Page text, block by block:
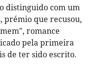
distinguido com um
prémio que recusou,
romance
pela primeira
de ter sido escrito.